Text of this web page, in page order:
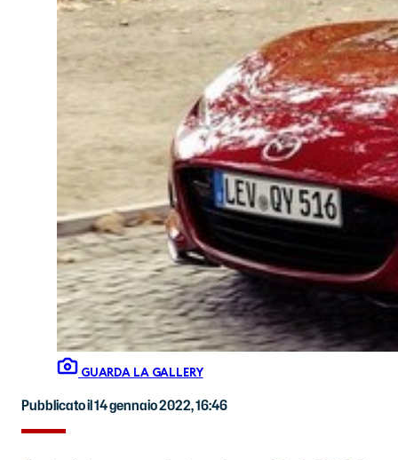
GUARDA LA GALLERY
Pubblicato il 14 gennaio 2022, 16:46